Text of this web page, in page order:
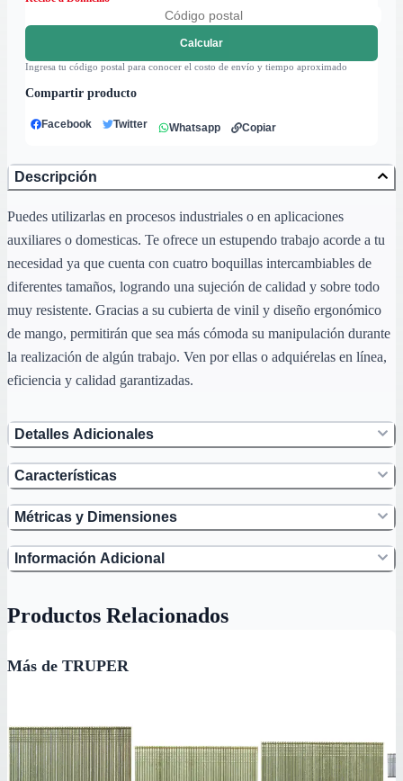
Calcular
Ingresa tu código postal para conocer el costo de envío y tiempo aproximado
Compartir producto
Facebook Twitter Whatsapp Copiar
Descripción
Puedes utilizarlas en procesos industriales o en aplicaciones
auxiliares o domesticas. Te ofrece un estupendo trabajo acorde a tu
necesidad ya que cuenta con cuatro boquillas intercambiables de
diferentes tamaños, logrando una sujeción de calidad y sobre todo
muy resistente. Gracias a su cubierta de vinil y diseño ergonómico
de mango, permitirán que sea más cómoda su manipulación durante
la realización de algún trabajo. Ven por ellas o adquiérelas en línea,
eficiencia y calidad garantizadas.
Detalles Adicionales
Características
Métricas y Dimensiones
Información Adicional
Productos Relacionados
Más de TRUPER